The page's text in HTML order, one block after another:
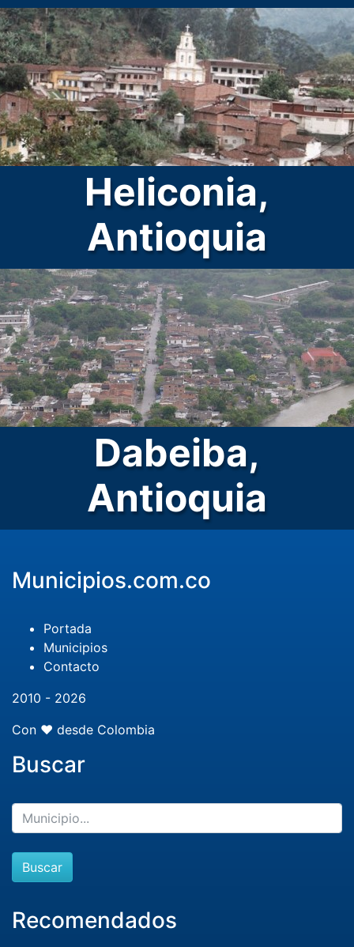
Heliconia,
Antioquia
Dabeiba,
Antioquia
Municipios.com.co
Portada
Municipios
Contacto
2010 - 2026
Con ❤️ desde Colombia
Buscar
Buscar
Recomendados